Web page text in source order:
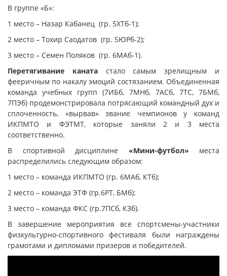
В группе «Б»:
1 место – Назар Кабанец (гр. 5ХТб-1);
2 место – Тохир Саодатов (гр. 5ЮРб-2);
3 место – Семен Поляков (гр. 6МАб-1).
Перетягивание канатастало самым зрелищным и
фееричным по накалу эмоций состязанием. Объединенная
команда учебных групп (7ИБб, 7МНб, 7АСб, 7ТС, 7БМб,
7ПЭб) продемонстрировала потрясающий командный дух и
сплоченность, «вырвав» звание чемпионов у команд
ИКПМТО и ФЭТМТ, которые заняли 2 и 3 места
соответственно.
В спортивной дисциплине «Мини-футбол» места
распределились следующим образом:
1 место – команда ИКПМТО (гр. 6МАб, КТб);
2 место – команда ЭТФ (гр.6РТ, БМб);
3 место – команда ФКС (гр.7ПСб, КЗб).
В завершение мероприятия все спортсмены-участники
физкультурно-спортивного фестиваля были награждены
грамотами и дипломами призеров и победителей.